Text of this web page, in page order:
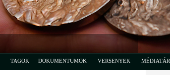
TAGOK DOKUMENTUMOK VERSENYEK MÉDIATÁR